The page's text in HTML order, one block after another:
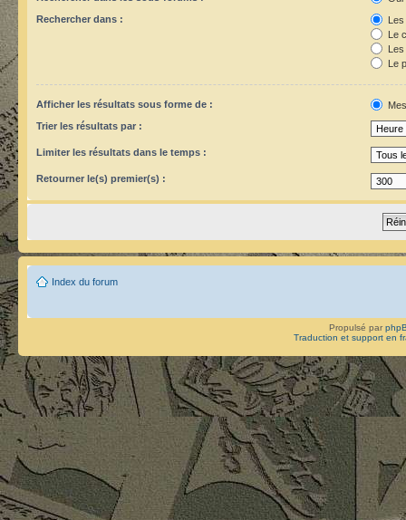
Rechercher dans :
Le
Le
Afficher les résultats sous forme de :
Trier les résultats par :
Limiter les résultats dans le temps :
Retourner le(s) premier(s) :
Index du forum
Propulsé par
Traduction et support en